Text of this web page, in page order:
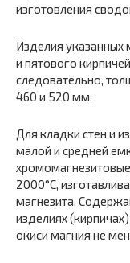
изготовления
Изделия указанных
и пятового
следовательно,
460 и 520 мм.
Для кладки стен и
малой и средней
2000°С,
магнезита.
изделиях
окиси магния не